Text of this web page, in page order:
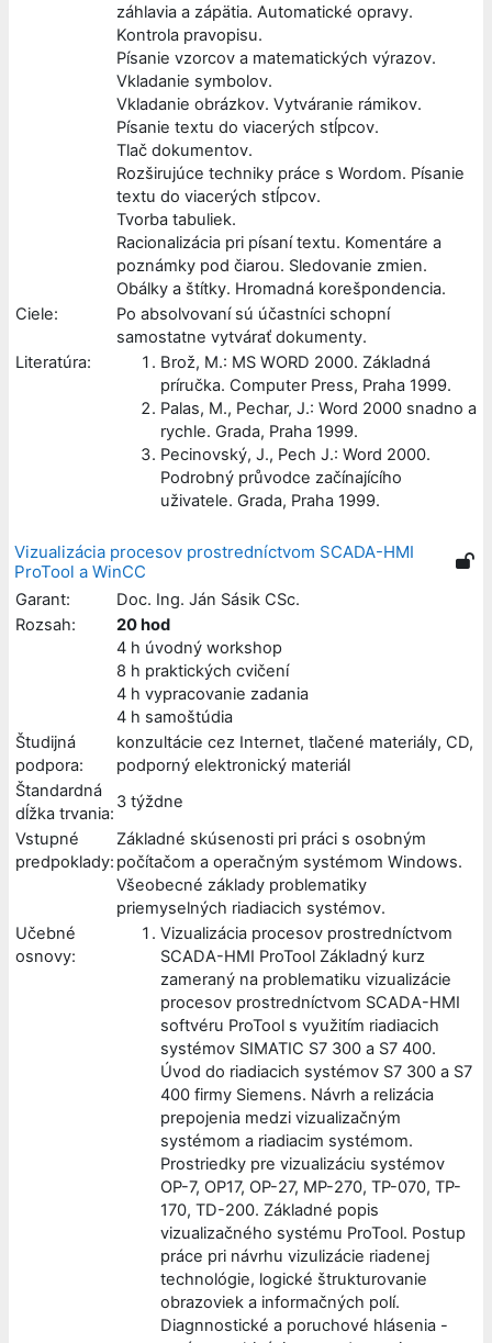
záhlavia a zápätia. Automatické opravy.
Kontrola pravopisu.
Písanie vzorcov a matematických výrazov.
Vkladanie symbolov.
Vkladanie obrázkov. Vytváranie rámikov.
Písanie textu do viacerých stĺpcov.
Tlač dokumentov.
Rozširujúce techniky práce s Wordom. Písanie
textu do viacerých stĺpcov.
Tvorba tabuliek.
Racionalizácia pri písaní textu. Komentáre a
poznámky pod čiarou. Sledovanie zmien.
Obálky a štítky. Hromadná korešpondencia.
Ciele:
Po absolvovaní sú účastníci schopní
samostatne vytvárať dokumenty.
Literatúra:
Brož, M.: MS WORD 2000. Základná
príručka. Computer Press, Praha 1999.
Palas, M., Pechar, J.: Word 2000 snadno a
rychle. Grada, Praha 1999.
Pecinovský, J., Pech J.: Word 2000.
Podrobný průvodce začínajícího
uživatele. Grada, Praha 1999.
Vizualizácia procesov prostredníctvom SCADA-HMI
ProTool a WinCC
Garant:
Doc. Ing. Ján Sásik CSc.
Rozsah:
20 hod
4 h úvodný workshop
8 h praktických cvičení
4 h vypracovanie zadania
4 h samoštúdia
Študijná
podpora:
konzultácie cez Internet, tlačené materiály, CD,
podporný elektronický materiál
Štandardná
dĺžka trvania:
3 týždne
Vstupné
predpoklady:
Základné skúsenosti pri práci s osobným
počítačom a operačným systémom Windows.
Všeobecné základy problematiky
priemyselných riadiacich systémov.
Učebné
osnovy:
Vizualizácia procesov prostredníctvom
SCADA-HMI ProTool Základný kurz
zameraný na problematiku vizualizácie
procesov prostredníctvom SCADA-HMI
softvéru ProTool s využitím riadiacich
systémov SIMATIC S7 300 a S7 400.
Úvod do riadiacich systémov S7 300 a S7
400 firmy Siemens. Návrh a relizácia
prepojenia medzi vizualizačným
systémom a riadiacim systémom.
Prostriedky pre vizualizáciu systémov
OP-7, OP17, OP-27, MP-270, TP-070, TP-
170, TD-200. Základné popis
vizualizačného systému ProTool. Postup
práce pri návrhu vizulizácie riadenej
technológie, logické štrukturovanie
obrazoviek a informačných polí.
Diagnnostické a poruchové hlásenia -